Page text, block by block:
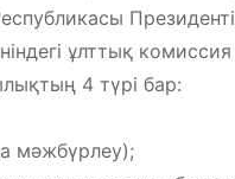
ұлттық
4 түрі бар:
мәжбүрлеу);